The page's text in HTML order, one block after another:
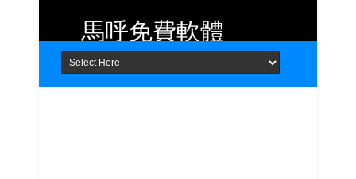
Home About Contact
馬呼免費軟體
提供 Android、iOS 好用的手機應用
程式及 Windows 免費軟體